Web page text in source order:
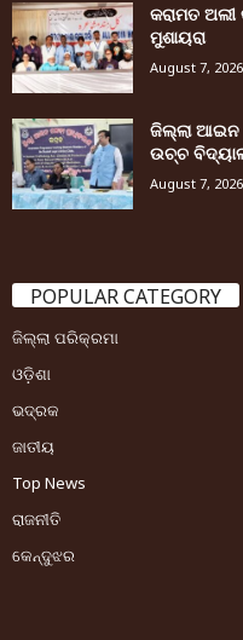
କରାମତ
ମୁଶାୟରା
August 7, 2026
ଜିଲ୍ଲା ଆଇନ
ଉଚ୍ଚ
August 7, 2026
POPULAR CATEGORY
ଜିଲ୍ଲା ପରିକ୍ରମା
ଓଡ଼ିଶା
ଭଦ୍ରକ
ଜାତୀୟ
Top News
ରାଜନୀତି
କେନ୍ଦୁଝର